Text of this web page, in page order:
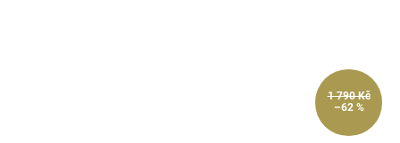
1 790 Kč
–62 %